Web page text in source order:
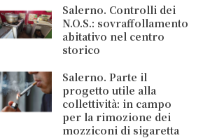
Salerno. Controlli dei
N.O.S.: sovraffollamento
abitativo nel centro
storico
Salerno. Parte il
progetto utile alla
collettività: in campo
per la rimozione dei
mozziconi di sigaretta